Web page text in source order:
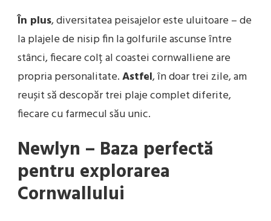
În plus, diversitatea peisajelor este uluitoare – de
la plajele de nisip fin la golfurile ascunse între
stânci, fiecare colț al coastei cornwalliene are
propria personalitate.Astfel, în doar trei zile, am
reușit să descopăr trei plaje complet diferite,
fiecare cu farmecul său unic.
Newlyn – Baza perfectă
pentru explorarea
Cornwallului